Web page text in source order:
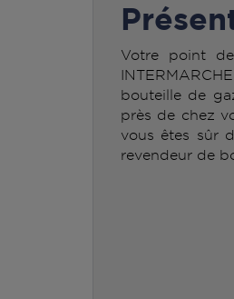
Votre point
bouteille de
près de chez
vous êtes sûr
revendeur de